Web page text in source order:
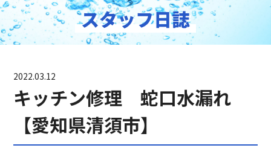
スタッフ日誌
2022.03.12
キッチン修理 蛇口水漏れ
【愛知県清須市】